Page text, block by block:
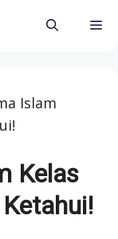
Islam
Kelas